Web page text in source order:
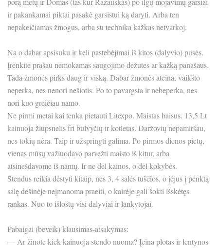
ir pakankamai piktai pasakė garsistui ką daryti. Arba ten
nepakeičiamas žmogus, arba su technika kažkas netvarkoj.
Na o dabar apsisuku ir keli pastebėjimai iš kitos (dalyvio) pusės.
Įrenkite prašau nemokamas saugojimo dėžutes ar kažką panašaus.
Tada žmonės pirks daug ir viską. Dabar žmonės ateina, vaikšto
neperka, nes nenori nešiotis. Po to pavargsta ir nebeperka, nes
nori kuo greičiau namo.
Ne pirmi metai kai tenka pietauti Litexpo. Maistas baisus. 13,5 Lt
kainuoja žiupsnelis fri bulvyčių ir kotletas. Daržovių nepamiršau,
nes tokių nėra. Taip ir užspringti galima. Po pirmos dienos pietų,
vienas mūsų važiuodavo parvežti maisto iš kitur, arba
atsinešdavome iš namų. Ir ne dėl kainos, o dėl kokybės.
Stendus reikia dėstyti kitaip, nes 3, 4 salės tuščios, o įėjus į penktą
salę dešinėje neįmanoma praeiti, o kairėje gali šokti išskėtęs
rankas. Nuo to išloštų visi dalyviai ir lankytojai.
Pabaigai (beveik) klausimas-atsakymas:
— Ar žinote kiek kainuoja stendo nuoma? Įeina plotas ir lentynos